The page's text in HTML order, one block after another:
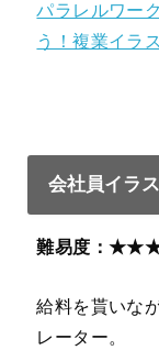
パラレルワー
う！複業イラ
会社員イラ
難易度：
給料を貰いな
レーター。